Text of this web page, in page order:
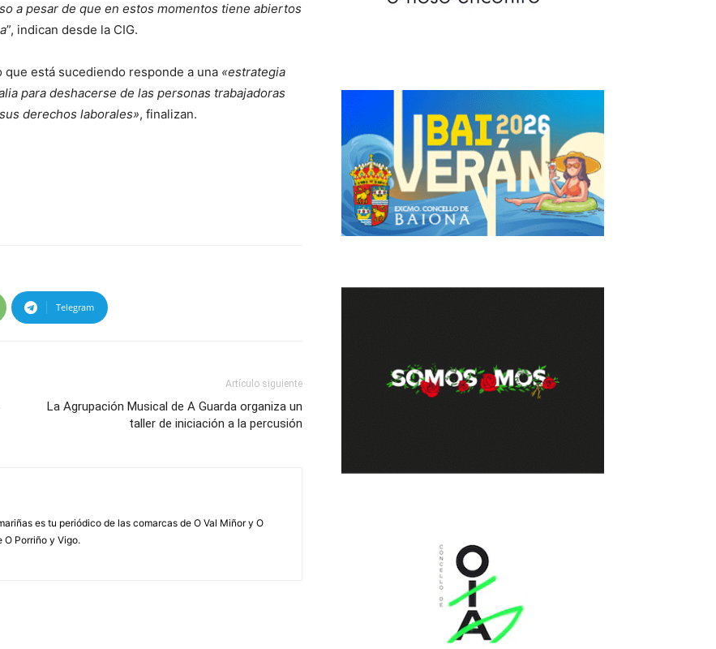
a pesar de que en estos momentos tiene abiertos
”, indican desde la CIG.
está sucediendo responde a una «estrategia
para deshacerse de las personas trabajadoras
derechos laborales», finalizan.
Telegram
Artículo siguiente
La Agrupación Musical de A Guarda organiza un
taller de iniciación a la percusión
es tu periódico de las comarcas de O Val Miñor y O
O Porriño y Vigo.